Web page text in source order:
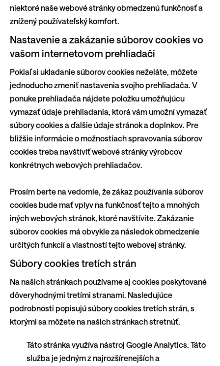
niektoré naše webové stránky obmedzenú funkčnosť a
znížený používateľský komfort.
Nastavenie a zakázanie súborov cookies vo
vašom internetovom prehliadači
Pokiaľ si ukladanie súborov cookies neželáte, môžete
jednoducho zmeniť nastavenia svojho prehliadača. V
ponuke prehliadača nájdete položku umožňujúcu
vymazať údaje prehliadania, ktorá vám umožní vymazať
súbory cookies a ďalšie údaje stránok a doplnkov. Pre
bližšie informácie o možnostiach spravovania súborov
cookies treba navštíviť webové stránky výrobcov
konkrétnych webových prehliadačov.
Prosím berte na vedomie, že zákaz používania súborov
cookies bude mať vplyv na funkčnosť tejto a mnohých
iných webových stránok, ktoré navštívite. Zakázanie
súborov cookies má obvykle za následok obmedzenie
určitých funkcií a vlastností tejto webovej stránky.
Súbory cookies tretích strán
Na našich stránkach používame aj cookies poskytované
dôveryhodnými tretími stranami. Nasledujúce
podrobnosti popisujú súbory cookies tretích strán, s
ktorými sa môžete na našich stránkach stretnúť.
Táto stránka využíva nástroj Google Analytics. Táto
služba je jedným z najrozšírenejších a